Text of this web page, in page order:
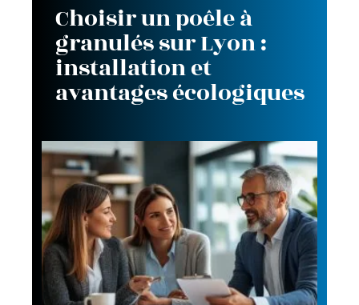
Choisir un poêle à
granulés sur Lyon :
installation et
avantages écologiques